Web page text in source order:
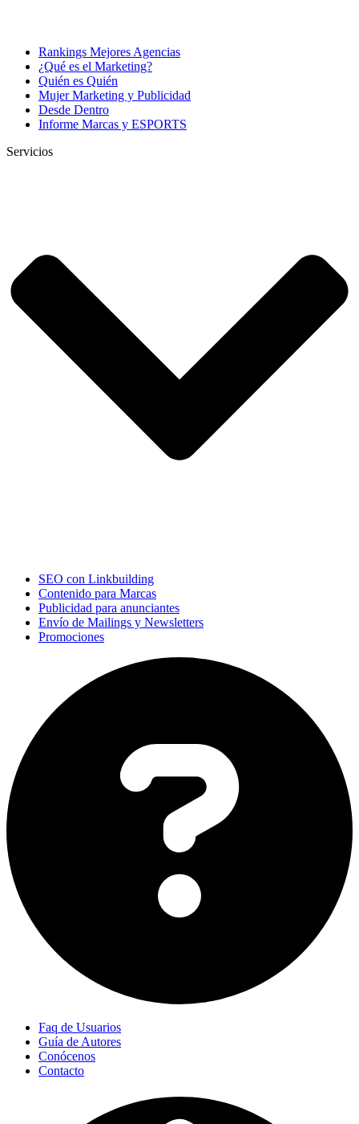
Rankings Mejores Agencias
¿Qué es el Marketing?
Quién es Quién
Mujer Marketing y Publicidad
Desde Dentro
Informe Marcas y ESPORTS
Servicios
SEO con Linkbuilding
Contenido para Marcas
Publicidad para anunciantes
Envío de Mailings y Newsletters
Promociones
Faq de Usuarios
Guía de Autores
Conócenos
Contacto